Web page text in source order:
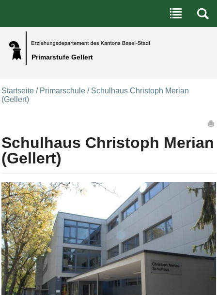
Primarstufe Gellert
Benutzerspezifische Werkzeuge
Direkt zum Inhalt|Direkt zur Navigation
Startseite / Primarschule / Schulhaus Christoph Merian
(Gellert)
Schulhaus Christoph Merian
(Gellert)